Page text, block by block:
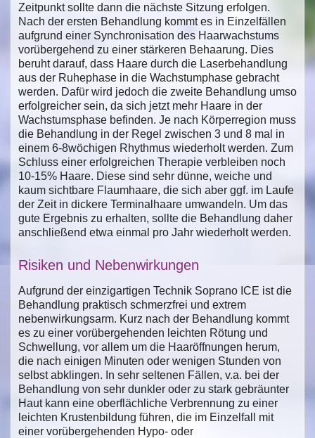
Zeitpunkt sollte dann die nächste Sitzung erfolgen.
Nach der ersten Behandlung kommt es in Einzelfällen
aufgrund einer Synchronisation des Haarwachstums
vorübergehend zu einer stärkeren Behaarung. Dies
beruht darauf, dass Haare durch die Laserbehandlung
aus der Ruhephase in die Wachstumphase gebracht
werden. Dafür wird jedoch die zweite Behandlung umso
erfolgreicher sein, da sich jetzt mehr Haare in der
Wachstumsphase befinden. Je nach Körperregion muss
die Behandlung in der Regel zwischen 3 und 8 mal in
einem 6-8wöchigen Rhythmus wiederholt werden. Zum
Schluss einer erfolgreichen Therapie verbleiben noch
10-15% Haare. Diese sind sehr dünne, weiche und
kaum sichtbare Flaumhaare, die sich aber ggf. im Laufe
der Zeit in dickere Terminalhaare umwandeln. Um das
gute Ergebnis zu erhalten, sollte die Behandlung daher
anschließend etwa einmal pro Jahr wiederholt werden.
Risiken und Nebenwirkungen
Aufgrund der einzigartigen Technik Soprano ICE ist die
Behandlung praktisch schmerzfrei und extrem
nebenwirkungsarm. Kurz nach der Behandlung kommt
es zu einer vorübergehenden leichten Rötung und
Schwellung, vor allem um die Haaröffnungen herum,
die nach einigen Minuten oder wenigen Stunden von
selbst abklingen. In sehr seltenen Fällen, v.a. bei der
Behandlung von sehr dunkler oder zu stark gebräunter
Haut kann eine oberflächliche Verbrennung zu einer
leichten Krustenbildung führen, die im Einzelfall mit
einer vorübergehenden Hypo- oder